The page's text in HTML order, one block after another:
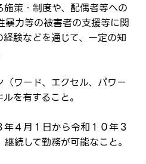
策・制度や、配偶者等への
暴力等の被害者の支援等に関
験などを通じて、一定の知
ワード、エクセル、パワー
を有すること。
４月１日から令和１０年３
続して勤務が可能なこと。